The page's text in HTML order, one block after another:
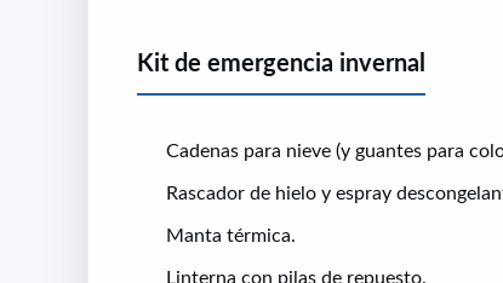
Kit de emergencia invernal
Cadenas para nieve (y guantes para
Rascador de hielo y espray
Manta térmica.
Linterna con pilas de repuesto.